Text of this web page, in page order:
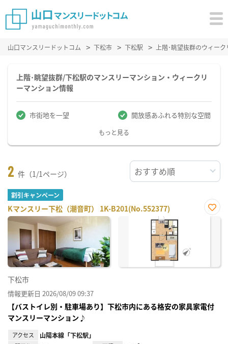
山口マンスリードットコム 下松市 下松駅 上階･眺望抜群のウィー
上階･眺望抜群/下松駅のマンスリーマンション・ウィークリ
ーマンション情報
市街地を一望 開放感あふれる特別な空間
もっと見る
2 件（1/1ページ）
割引キャンペーン
Kマンスリー下松（潮音町） 1K-B201(No.552377)
お気
下松市
情報更新日 2026/08/09 09:37
【バストイレ別・駐車場あり】下松市内にある格安の家具家電付
マンスリーマンション♪
アクセス 山陽本線「下松駅」